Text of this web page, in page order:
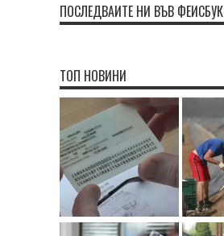
ПОСЛЕДВАЙТЕ НИ ВЪВ ФЕЙСБУК
ТОП НОВИНИ